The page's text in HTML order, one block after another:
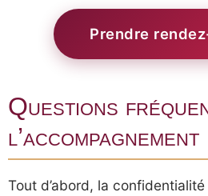
Prendre
Questions
l’accompagnement
Tout d’abord, la